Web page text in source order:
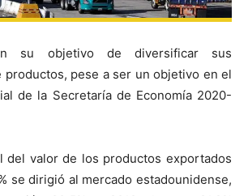
su objetivo de diversificar sus
productos, pese a ser un objetivo en el
de la Secretaría de Economía 2020-
del valor de los productos exportados
se dirigió al mercado estadounidense,